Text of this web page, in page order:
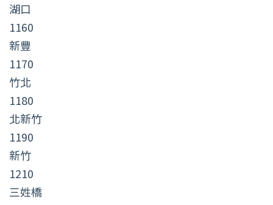
湖口
1160
新豐
1170
竹北
1180
北新竹
1190
新竹
1210
三姓橋